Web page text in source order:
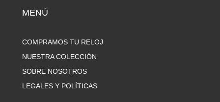
MENÚ
COMPRAMOS TU RELOJ
NUESTRA COLECCIÓN
SOBRE NOSOTROS
LEGALES Y POLÍTICAS